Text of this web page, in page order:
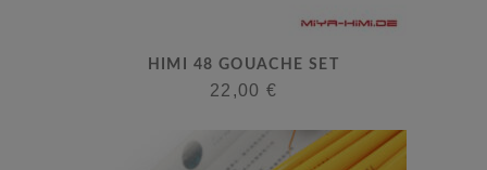
HIMI 48 GOUACHE SET
22,00 €